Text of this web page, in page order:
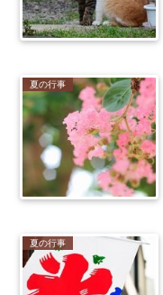
夏の行事
夏の行事